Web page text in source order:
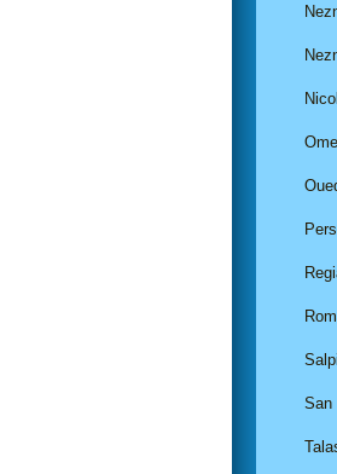
Salpi
San